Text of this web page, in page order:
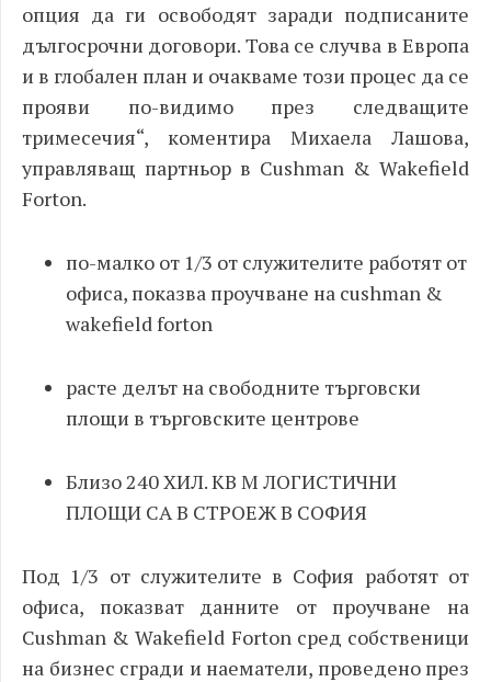
опция да ги освободят заради подписаните
дългосрочни договори. Това се случва в Европа
и в глобален план и очакваме този процес да се
прояви по-видимо през следващите
тримесечия“, коментира Михаела Лашова,
управляващ партньор в Cushman & Wakefield
Forton.
по-малко от 1/3 от служителите работят от
офиса, показва проучване на cushman &
wakefieldforton
расте делът на свободните търговски
площи в търговските центрове
Близо 240 ХИЛ. КВ М ЛОГИСТИЧНИ
ПЛОЩИ СА В СТРОЕЖ В СОФИЯ
Под 1/3 от служителите в София работят от
офиса, показват данните от проучване на
Cushman & Wakefield Fortonсред собственици
на бизнес сгради и наематели, проведено през